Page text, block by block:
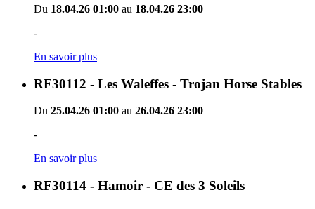
Du 18.04.26 01:00 au 18.04.26 23:00
-
En savoir plus
RF30112 - Les Waleffes - Trojan Horse Stables
Du 25.04.26 01:00 au 26.04.26 23:00
-
En savoir plus
RF30114 - Hamoir - CE des 3 Soleils